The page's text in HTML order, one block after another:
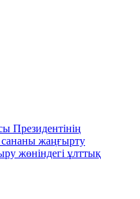
Президентінің
жаңғырту
жөніндегі ұлттық